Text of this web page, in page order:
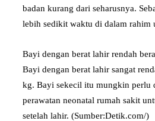
badan kurang dari seharusnya.
lebih sedikit waktu di dalam rahim
Bayi dengan berat lahir rendah
Bayi dengan berat lahir sangat
kg. Bayi sekecil itu mungkin perlu
perawatan neonatal rumah sakit
setelah lahir. (Sumber:Detik.com/)